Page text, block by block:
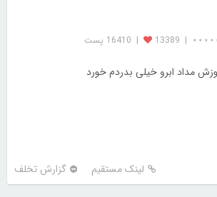
|
13389
| 16410 پست
مداد ابرو خیلی بدردم خورد
لینک مستقیم گزارش تخلف